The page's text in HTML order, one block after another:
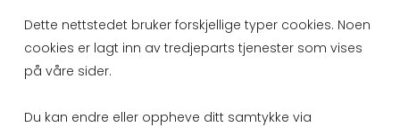
Dette nettstedet bruker forskjellige typer cookies. Noen
cookies er lagt inn av tredjeparts tjenester som vises
på våre sider.
Du kan endre eller oppheve ditt samtykke via